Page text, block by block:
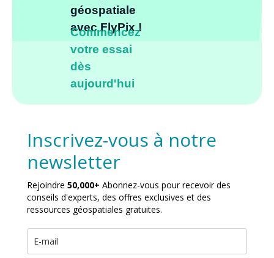
géospatiale
avec FlyPix !
Commencez
votre essai
dès
aujourd'hui
Inscrivez-vous à notre
newsletter
Rejoindre 50,000+ Abonnez-vous pour recevoir des
conseils d'experts, des offres exclusives et des
ressources géospatiales gratuites.